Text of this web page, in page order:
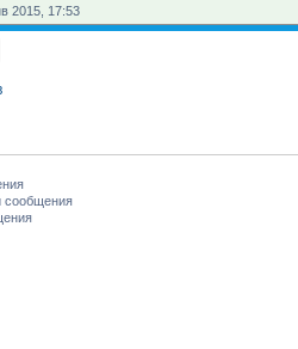
2015, 17:53
сообщения